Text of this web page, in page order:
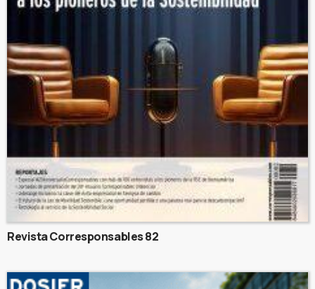
Revista Corresponsables 82